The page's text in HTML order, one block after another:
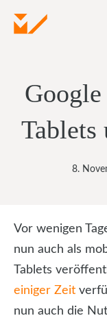
Inhalt
Tablets
8.
Vor wenigen
nun auch als
Tablets
einiger Zeit
nun auch die